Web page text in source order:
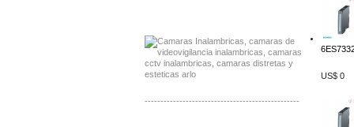
-------------------------------------------------
US$ 0